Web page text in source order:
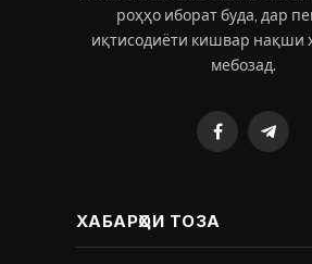
роҳҳо иборат буда, дар
иқтисодиёти кишвар нақши
мебозад.
Facebook
ХАБАРҲОИ ТОЗА